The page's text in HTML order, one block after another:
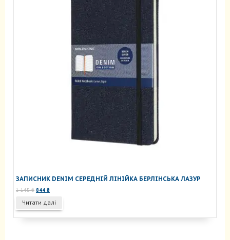
ЗАПИСНИК DENIM СЕРЕДНІЙ ЛІНІЙКА БЕРЛІНСЬКА ЛАЗУР
1 145₴ Оригінальна
1
145 ₴.
844 ₴Поточна
844 ₴.
Читати далі